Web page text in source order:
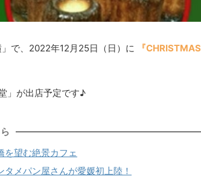
で、2022年12月25日（日）に
『CHRISTMAS
」が出店予定です♪
を望む絶景カフェ
メパン屋さんが愛媛初上陸！